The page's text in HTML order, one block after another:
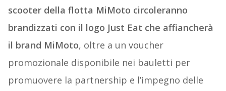
scooter della flotta MiMoto circoleranno
brandizzati con il logo Just Eat che affiancherà
il brand MiMoto, oltre a un voucher
promozionale disponibile nei bauletti per
promuovere la partnership e l’impegno delle